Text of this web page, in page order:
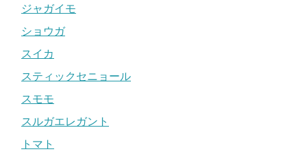
ジャガイモ
ショウガ
スイカ
スティックセニョール
スモモ
スルガエレガント
トマト